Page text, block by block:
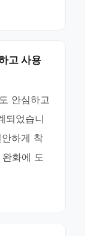
고 사용
안심하고
되었습니
하게 착
화에 도